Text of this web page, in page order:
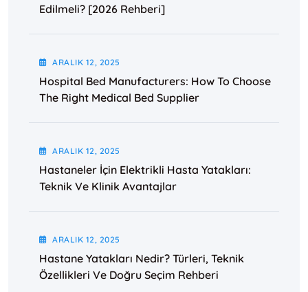
Edilmeli? [2026 Rehberi]
ARALIK 12 , 2025
Hospital Bed Manufacturers: How To Choose
The Right Medical Bed Supplier
ARALIK 12 , 2025
Hastaneler İçin Elektrikli Hasta Yatakları:
Teknik Ve Klinik Avantajlar
ARALIK 12 , 2025
Hastane Yatakları Nedir? Türleri, Teknik
Özellikleri Ve Doğru Seçim Rehberi